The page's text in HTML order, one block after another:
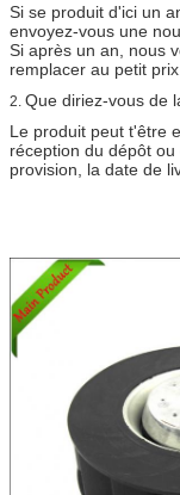
Si se produit d'ici un
envoyez-vous une
Si après un an, nous
remplacer au petit prix.
2. Que diriez-vous de
Le produit peut t'être
réception du dépôt
provision, la